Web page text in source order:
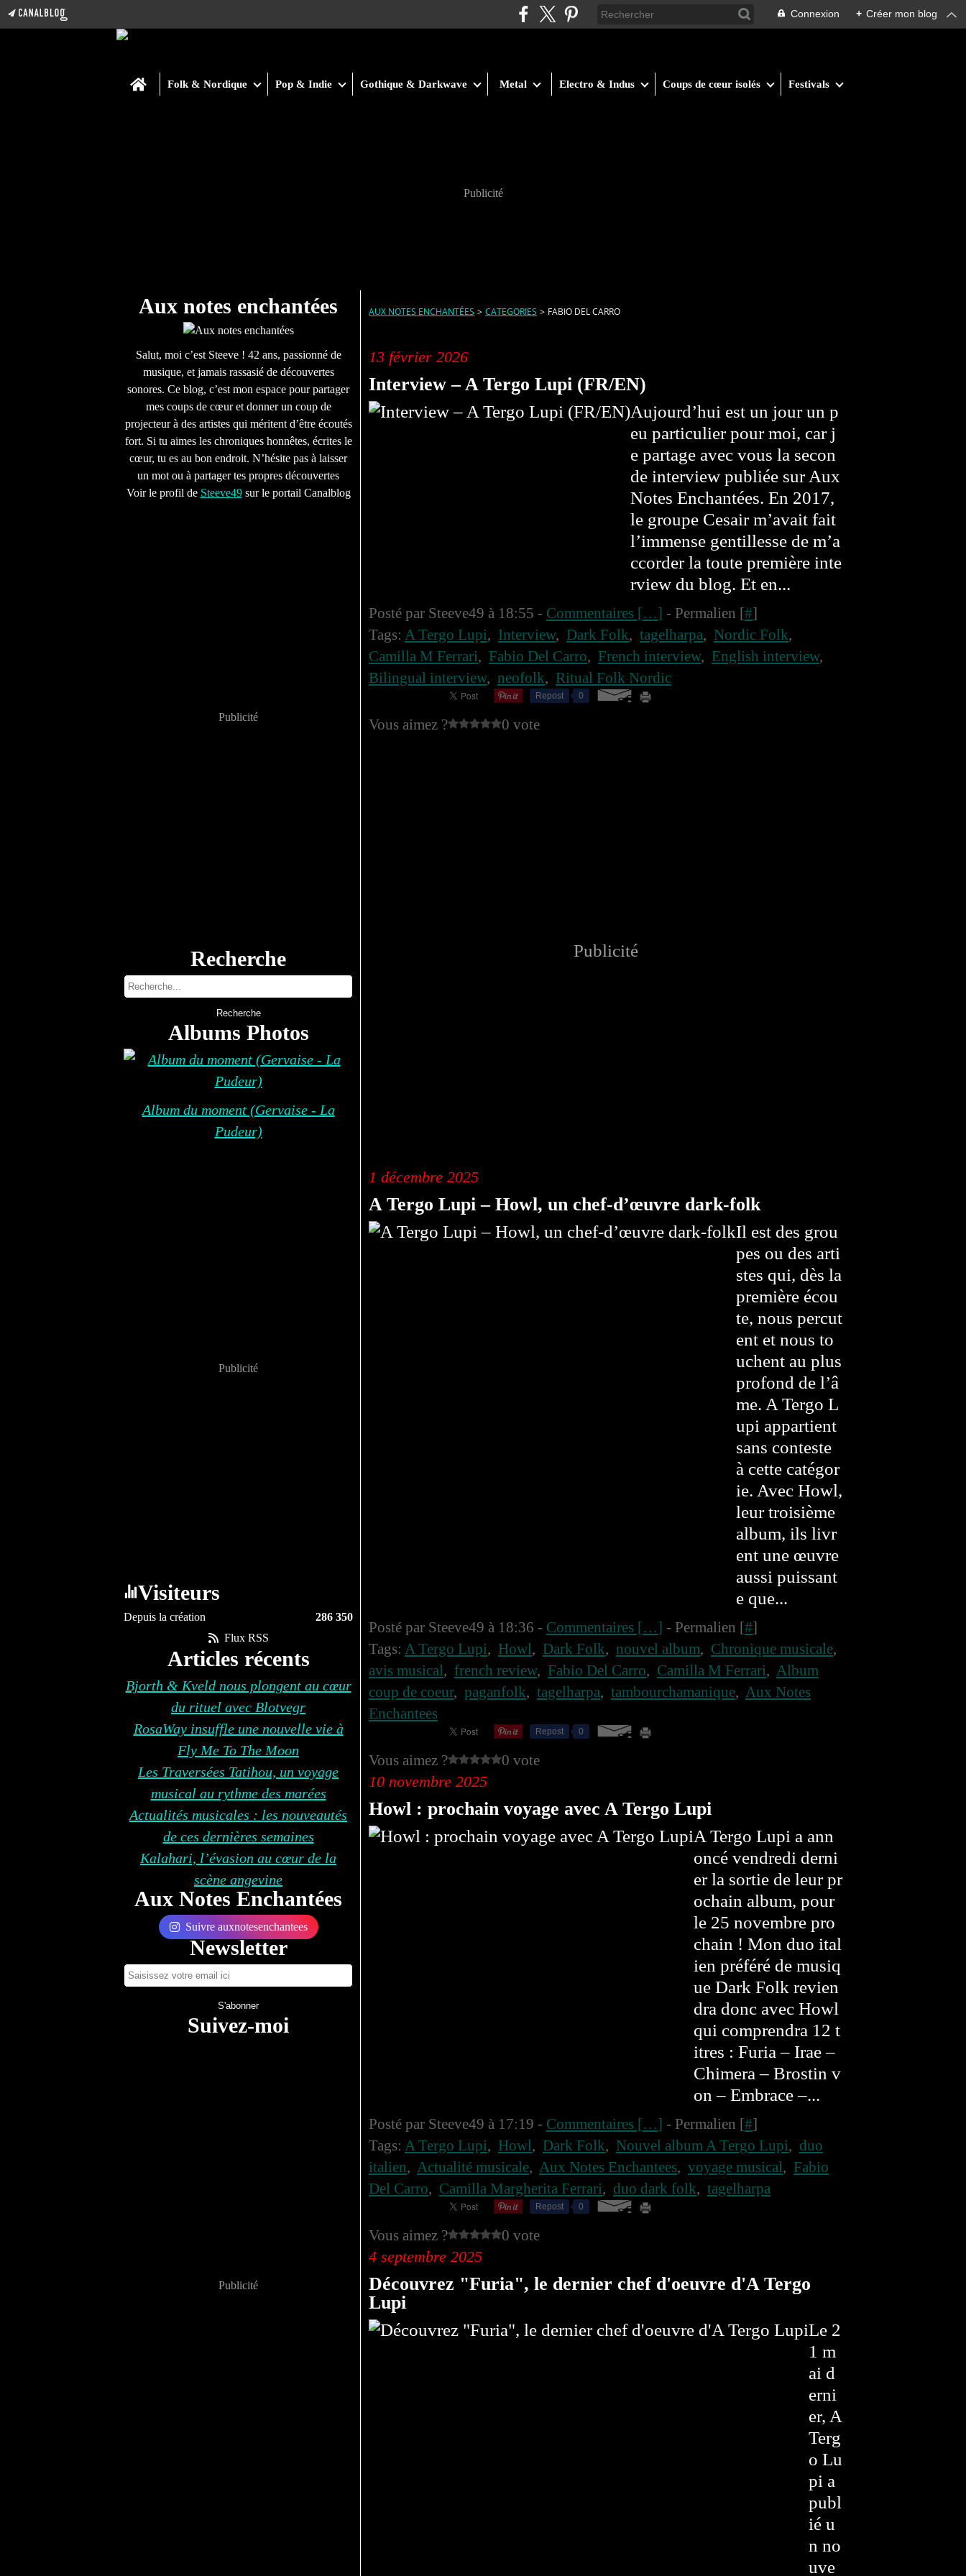
Connexion + Créer mon blog
Home
Folk & Nordique Pop & Indie Gothique & Darkwave Metal Electro & Indus Coups de cœur isolés Festivals
Publicité
Aux notes enchantées
Salut, moi c’est Steeve ! 42 ans, passionné de
musique, et jamais rassasié de découvertes
sonores. Ce blog, c’est mon espace pour partager
mes coups de cœur et donner un coup de
projecteur à des artistes qui méritent d’être écoutés
fort. Si tu aimes les chroniques honnêtes, écrites le
cœur, tu es au bon endroit. N’hésite pas à laisser
un mot ou à partager tes propres découvertes
Voir le profil de Steeve49sur le portail Canalblog
Publicité
Recherche
Albums Photos
Album du moment (Gervaise - La
Pudeur)
Publicité
Visiteurs
Depuis la création
286 350
Flux RSS
Articles récents
Bjorth & Kveld nous plongent au cœur
du rituel avec Blotvegr
RosaWay insuffle une nouvelle vie à
Fly Me To The Moon
Les Traversées Tatihou, un voyage
musical au rythme des marées
Actualités musicales : les nouveautés
de ces dernières semaines
Kalahari, l’évasion au cœur de la
scène angevine
Aux Notes Enchantées
Suivre auxnotesenchantees
Newsletter
Suivez-moi
Publicité
AUX NOTES ENCHANTÉES > CATEGORIES > FABIO DEL CARRO
13 février 2026
Interview – A Tergo Lupi (FR/EN)
Aujourd’hui est un jour un p
eu particulier pour moi, car j
e partage avec vous la secon
de interview publiée sur Aux
Notes Enchantées. En 2017,
le groupe Cesair m’avait fait
l’immense gentillesse de m’a
ccorder la toute première inte
rview du blog. Et en...
Posté par Steeve49 à 18:55 - Commentaires […] - Permalien [#]
Tags: A Tergo Lupi, Interview, Dark Folk, tagelharpa, Nordic Folk,
Camilla M Ferrari, Fabio Del Carro, French interview, English interview,
Bilingual interview, neofolk, Ritual Folk Nordic
Repost 0
Vous aimez ? 0 vote
Publicité
1 décembre 2025
A Tergo Lupi – Howl, un chef-d’œuvre dark-folk
Il est des grou
pes ou des arti
stes qui, dès la
première écou
te, nous percut
ent et nous to
uchent au plus
profond de l’â
me. A Tergo L
upi appartient
sans conteste
à cette catégor
ie. Avec Howl,
leur troisième
album, ils livr
ent une œuvre
aussi puissant
e que...
Posté par Steeve49 à 18:36 - Commentaires […] - Permalien [#]
Tags: A Tergo Lupi, Howl, Dark Folk, nouvel album, Chronique musicale,
avis musical, french review, Fabio Del Carro, Camilla M Ferrari, Album
coup de coeur, paganfolk, tagelharpa, tambourchamanique, Aux Notes
Enchantees
Repost 0
Vous aimez ? 0 vote
10 novembre 2025
Howl : prochain voyage avec A Tergo Lupi
A Tergo Lupi a ann
oncé vendredi derni
er la sortie de leur pr
ochain album, pour
le 25 novembre pro
chain ! Mon duo ital
ien préféré de musiq
ue Dark Folk revien
dra donc avec Howl
qui comprendra 12 t
itres : Furia – Irae –
Chimera – Brostin v
on – Embrace –...
Posté par Steeve49 à 17:19 - Commentaires […] - Permalien [#]
Tags: A Tergo Lupi, Howl, Dark Folk, Nouvel album A Tergo Lupi, duo
italien, Actualité musicale, Aux Notes Enchantees, voyage musical, Fabio
Del Carro, Camilla Margherita Ferrari, duo dark folk, tagelharpa
Repost 0
Vous aimez ? 0 vote
4 septembre 2025
Découvrez "Furia", le dernier chef d'oeuvre d'A Tergo
Lupi
Le 2
1 m
ai d
erni
er, A
Terg
o Lu
pi a
publ
ié u
n no
uve